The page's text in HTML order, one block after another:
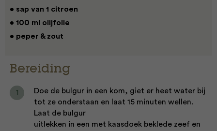
• sap van 1 citroen
• 100 ml olijfolie
• peper & zout
Bereiding
Doe de bulgur in een kom, giet er heet water bij
tot ze onderstaan en laat 15 minuten wellen.
Laat de bulgur
uitlekken in een met kaasdoek beklede zeef en